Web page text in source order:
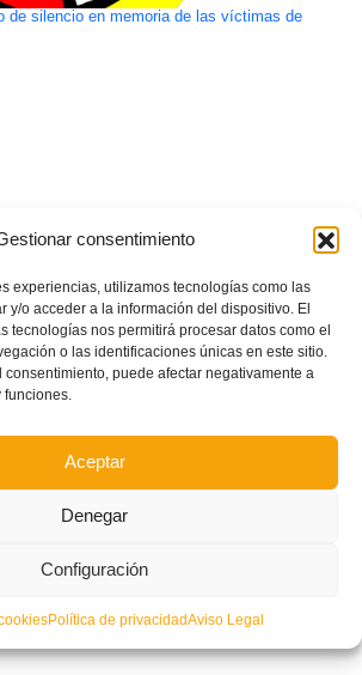
consentimiento
experiencias, utilizamos tecnologías como las
y/o acceder a la información del dispositivo. El
tecnologías nos permitirá procesar datos como el
o las identificaciones únicas en este sitio.
consentimiento, puede afectar negativamente a
Aceptar
Denegar
Configuración
Política de privacidadAviso Legal
de silencio en memoria de las víctimas de